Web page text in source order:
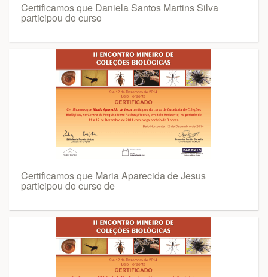
Certificamos que Daniela Santos Martins Silva
participou do curso
Certificamos que Maria Aparecida de Jesus
participou do curso de